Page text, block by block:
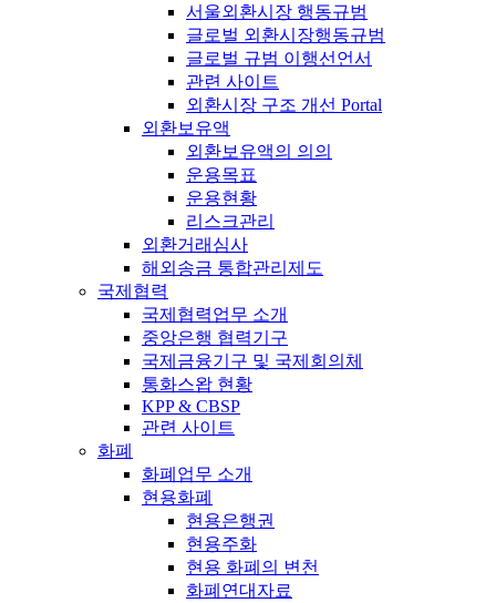
서울외환시장 행동규범
글로벌 외환시장행동규범
글로벌 규범 이행선언서
관련 사이트
외환시장 구조 개선 Portal
외환보유액
외환보유액의 의의
운용목표
운용현황
리스크관리
외환거래심사
해외송금 통합관리제도
국제협력
국제협력업무 소개
중앙은행 협력기구
국제금융기구 및 국제회의체
통화스왑 현황
KPP & CBSP
관련 사이트
화폐
화폐업무 소개
현용화폐
현용은행권
현용주화
현용 화폐의 변천
화폐연대자료